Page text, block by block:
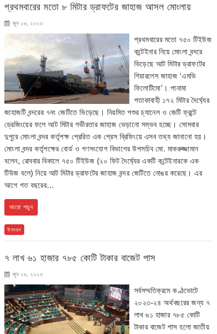
প্রথমবারের মতো ৮ মিটার ড্রাফটের জাহাজ আসল মোংলায়
জুন ২৬, ২০২৩
প্রথমবারের মতো ৭৫০ টিইউজ
কন্টেইনার নিয়ে মোংলা বন্দরে
ভিড়েছে আট মিটার ড্রাফটের
গিয়ারলেস জাহাজ ‘এমভি
ফিলোটিমো’। পানামা
পতাকাবাহী ১৭২ মিটার দৈর্ঘ্যের
জাহাজটি বন্দরের ৭নং জেটিতে ভিড়েছে। নিয়মিত পশুর চ্যানেল ও জেটি ফ্রন্টে
ড্রেজিংয়ের ফলে আট মিটার গভীরতার জাহাজ ভেড়ানো সম্ভব হচ্ছে। সোমবার
দুপুরে মোংলা বন্দর কর্তৃপক্ষ প্রেরিত এক প্রেস ব্রিফিংয়ে এসব তথ্য জানানো হয়।
মোংলা বন্দর কর্তৃপক্ষের বোর্ড ও গণসংযোগ বিভাগের উপসচিব মো. মাকরুজ্জামান
বলেন, রোববার বিকালে ৭৫০ টিইউজ (২০ ফিট দৈর্ঘ্যের একটি কন্টেইনারকে এক
টিউজ বলে) নিয়ে আট মিটার ড্রাফটের জাহাজ বন্দর জেটিতে নোঙর করেছে। এর
আগে গত বছরের…
আরো পড়ুন
উন্নয়ন
৭ লাখ ৬১ হাজার ৭৮৫ কোটি টাকার বাজেট পাস
জুন ২৬, ২০২৩
সর্বসম্মতিক্রমে কণ্ঠভোটে
২০২৩-২৪ অর্থবছরের জন্য ৭
লাখ ৬১ হাজার ৭৮৫ কোটি
টাকার বাজেট পাস হলো জাতীয়